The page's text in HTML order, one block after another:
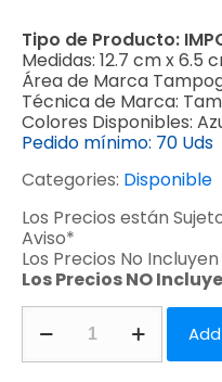
Tipo de Producto:
Medidas: 12.7 cm x 6.5
Área de Marca
Técnica de Marca:
Colores Disponibles:
Pedido mínimo: 70 Uds
Categories: Disponible
Los Precios están
Aviso*
Los Precios No
Los Precios NO